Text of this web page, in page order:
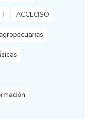
ACCECISO